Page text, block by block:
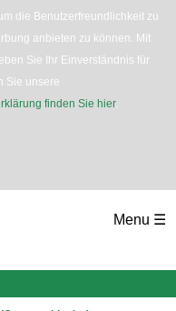
die Benutzerfreundlichkeit zu
anbieten zu können. Mit
Sie Ihr Einverständnis für
Sie unsere
finden Sie hier.
Menu ☰